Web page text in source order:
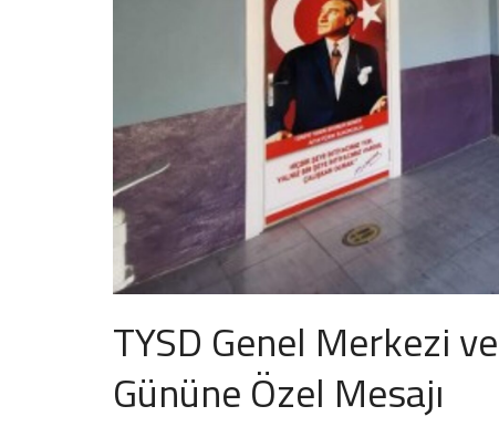
TYSD Genel Merkezi
Gününe Özel Mesajı